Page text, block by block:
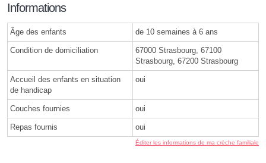
Informations
Âge des enfants de 10 semaines à 6 ans
Condition de domiciliation
67000 Strasbourg, 67100
Strasbourg, 67200 Strasbourg
Accueil des enfants en situation
de handicap
oui
Couches fournies oui
Repas fournis oui
Éditer les informations de ma crèche familiale